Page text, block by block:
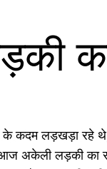
के कदम लड़खड़ा
अकेली लड़की का